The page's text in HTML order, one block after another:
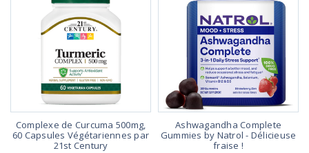
Complexe de Curcuma 500mg,
60 Capsules Végétariennes par
21st Century
Ashwagandha Complete
Gummies by Natrol - Délicieuse
fraise !